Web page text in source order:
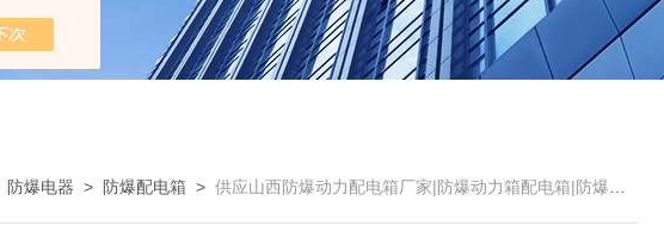
防爆电器 > 防爆配电箱 >供应山西防爆动力配电箱厂家|防爆动力箱配电箱|防爆配电箱功能